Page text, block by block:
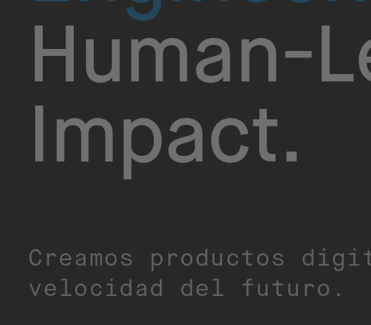
Human-
Impact.​
Creamos productos
velocidad del futuro.